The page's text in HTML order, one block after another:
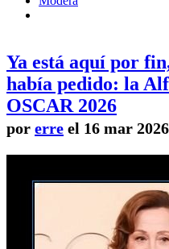
Ya está aquí por
había pedido: la
OSCAR 2026
por erre el 16 mar